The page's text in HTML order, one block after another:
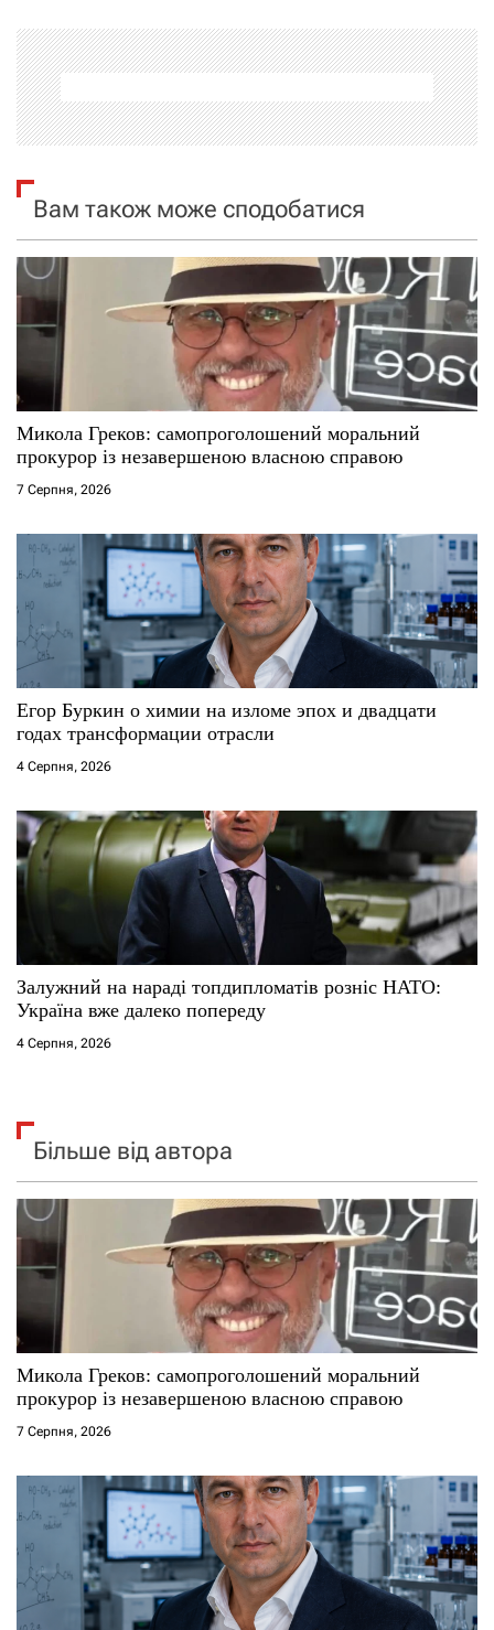
а
ц
і
я
з
а
и
с
і
в
Вам також може сподобатися
Микола Греков: самопроголошений моральний
прокурор із незавершеною власною справою
7 Серпня, 2026
Егор Буркин о химии на изломе эпох и двадцати
годах трансформации отрасли
4 Серпня, 2026
Залужний на нараді топдипломатів розніс НАТО:
Україна вже далеко попереду
4 Серпня, 2026
Більше від автора
Микола Греков: самопроголошений моральний
прокурор із незавершеною власною справою
7 Серпня, 2026